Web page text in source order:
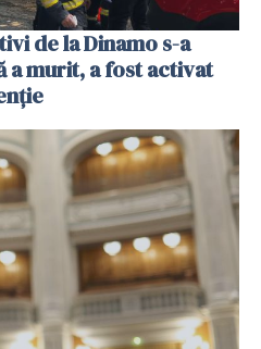
de la Dinamo s-a
a murit, a fost activat